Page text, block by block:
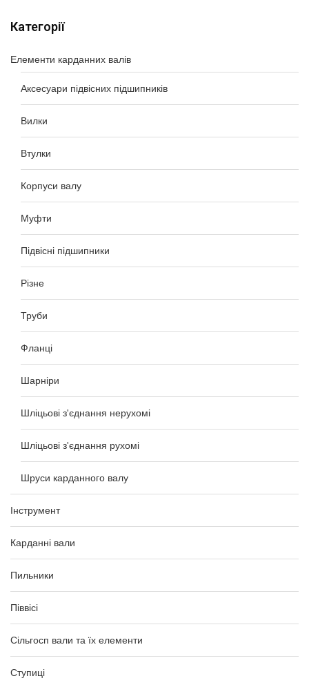
Категорії
Елементи карданних валів
Аксесуари підвісних підшипників
Вилки
Втулки
Корпуси валу
Муфти
Підвісні підшипники
Різне
Труби
Фланці
Шарніри
Шліцьові з'єднання нерухомі
Шліцьові з'єднання рухомі
Шруси карданного валу
Інструмент
Карданні вали
Пильники
Піввісі
Сільгосп вали та їх елементи
Ступиці